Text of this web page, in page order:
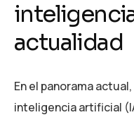
actualidad
En el panorama
inteligencia artificial